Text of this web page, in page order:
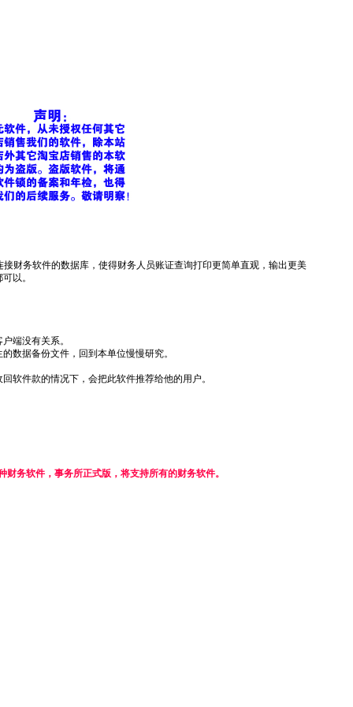
财务软件的数据库，使得财务人员账证查询打印更简单直观，输出更美
以。
端没有关系。
数据备份文件，回到本单位慢慢研究。
软件款的情况下，会把此软件推荐给他的用户。
务软件，事务所正式版，将支持所有的财务软件。